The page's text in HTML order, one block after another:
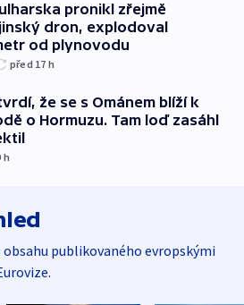
pronikl zřejmě
dron, explodoval
od plynovodu
před 17 h
že se s Ománem blíží k
o Hormuzu. Tam loď zasáhl
h
obsahu publikovaného evropskými